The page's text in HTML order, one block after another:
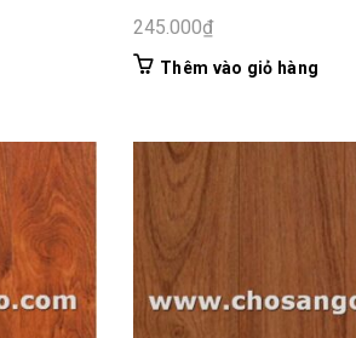
245.000₫
Thêm vào giỏ hàng